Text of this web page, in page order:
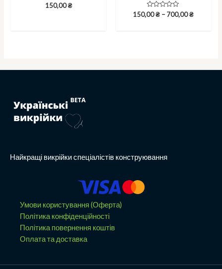
Rated
150,00₴
Rated
0
150,00₴ – 700,00₴
Найкращі викрійки спеціалістів конструювання
Умови користування (Оферта)
Політика конфіденційності
Політика повернення коштів
Оплата та доставка